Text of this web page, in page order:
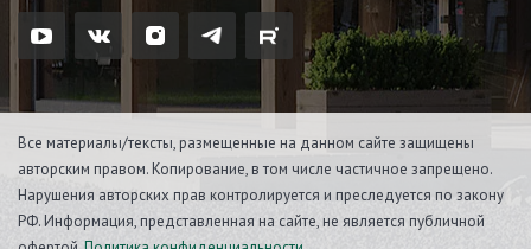
Все материалы/тексты, размещенные на данном сайте защищены
авторским правом. Копирование, в том числе частичное запрещено.
Нарушения авторских прав контролируется и преследуется по закону
РФ. Информация, представленная на сайте, не является публичной